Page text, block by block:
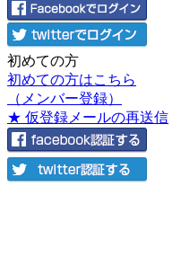
初めての方
初めての方はこちら
（メンバー登録）
★ 仮登録メールの再送信